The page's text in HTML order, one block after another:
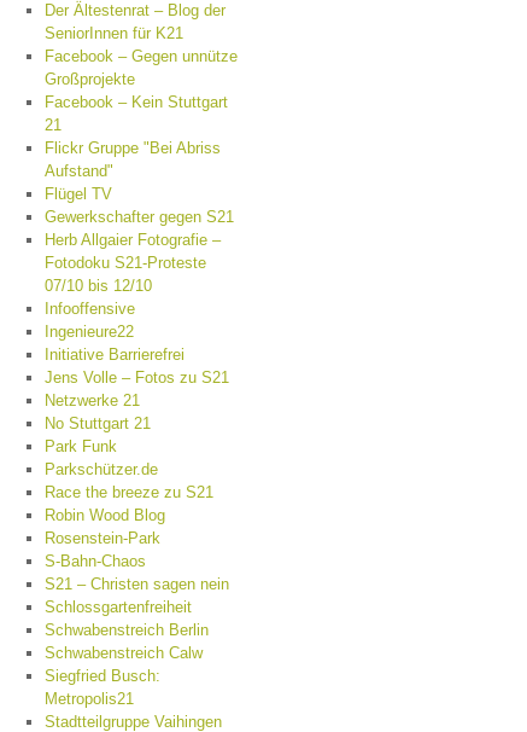
Der Ältestenrat – Blog der
SeniorInnen für K21
Facebook – Gegen unnütze
Großprojekte
Facebook – Kein Stuttgart
21
Flickr Gruppe "Bei Abriss
Aufstand"
Flügel TV
Gewerkschafter gegen S21
Herb Allgaier Fotografie –
Fotodoku S21-Proteste
07/10 bis 12/10
Infooffensive
Ingenieure22
Initiative Barrierefrei
Jens Volle – Fotos zu S21
Netzwerke 21
No Stuttgart 21
Park Funk
Parkschützer.de
Race the breeze zu S21
Robin Wood Blog
Rosenstein-Park
S-Bahn-Chaos
S21 – Christen sagen nein
Schlossgartenfreiheit
Schwabenstreich Berlin
Schwabenstreich Calw
Siegfried Busch:
Metropolis21
Stadtteilgruppe Vaihingen